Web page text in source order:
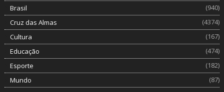
Brasil
(940)
Cruz das Almas
(4374)
Cultura
(167)
Educação
(474)
Esporte
(182)
Mundo
(87)